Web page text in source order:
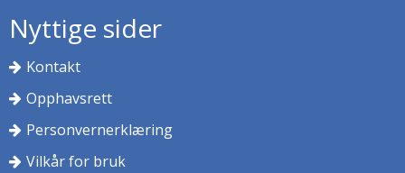
Nyttige sider
Kontakt
Opphavsrett
Personvernerklæring
Vilkår for bruk